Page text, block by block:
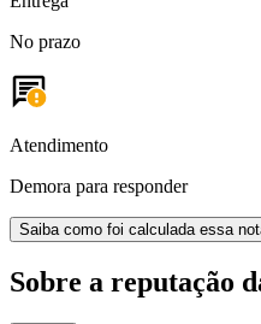
No prazo
Atendimento
Demora para responder
Saiba como foi calculada essa
Sobre a reputação